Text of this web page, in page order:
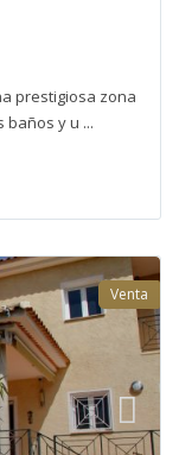
prestigiosa zona
baños y u
Venta